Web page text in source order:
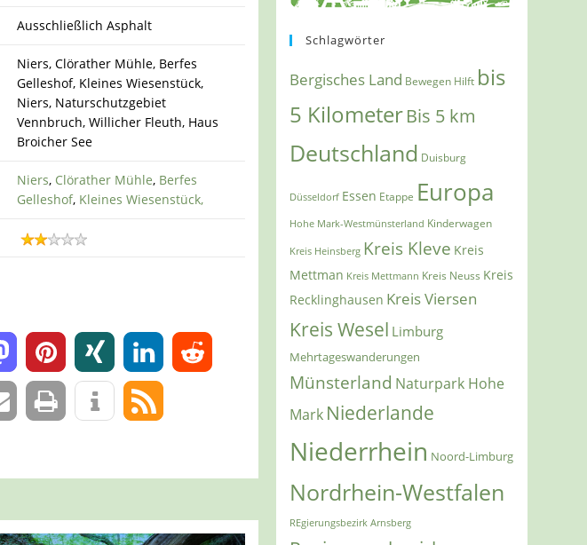
Ausschließlich Asphalt
Niers, Clörather Mühle, Berfes
Gelleshof, Kleines Wiesenstück,
Niers, Naturschutzgebiet
Vennbruch, Willicher Fleuth, Haus
Broicher See
Niers, Clörather Mühle, Berfes
Gelleshof, Kleines Wiesenstück,
0
Schlagwörter
Bergisches Land Bewegen Hilft bis
5 KilometerBis 5 km
Deutschland Duisburg
Düsseldorf Essen Etappe Europa
Hohe Mark-Westmünsterland Kinderwagen
Kreis Heinsberg Kreis Kleve Kreis
Mettman Kreis Mettmann Kreis Neuss Kreis
Recklinghausen Kreis Viersen
Kreis Wesel Limburg
Mehrtageswanderungen
Münsterland Naturpark Hohe
Mark Niederlande
Niederrhein Noord-Limburg
Nordrhein-Westfalen
REgierungsbezirk Arnsberg